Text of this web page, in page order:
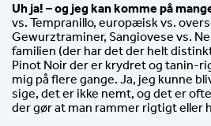
Uh ja! – og jeg kan komme på
vs. Tempranillo, europæisk vs.
Gewurztraminer, Sangiovese vs.
familien (der har det der helt
Pinot Noir der er krydret og tanin-
mig på flere gange. Ja, jeg kunne
sige, det er ikke nemt, og det er
der gør at man rammer rigtigt eller